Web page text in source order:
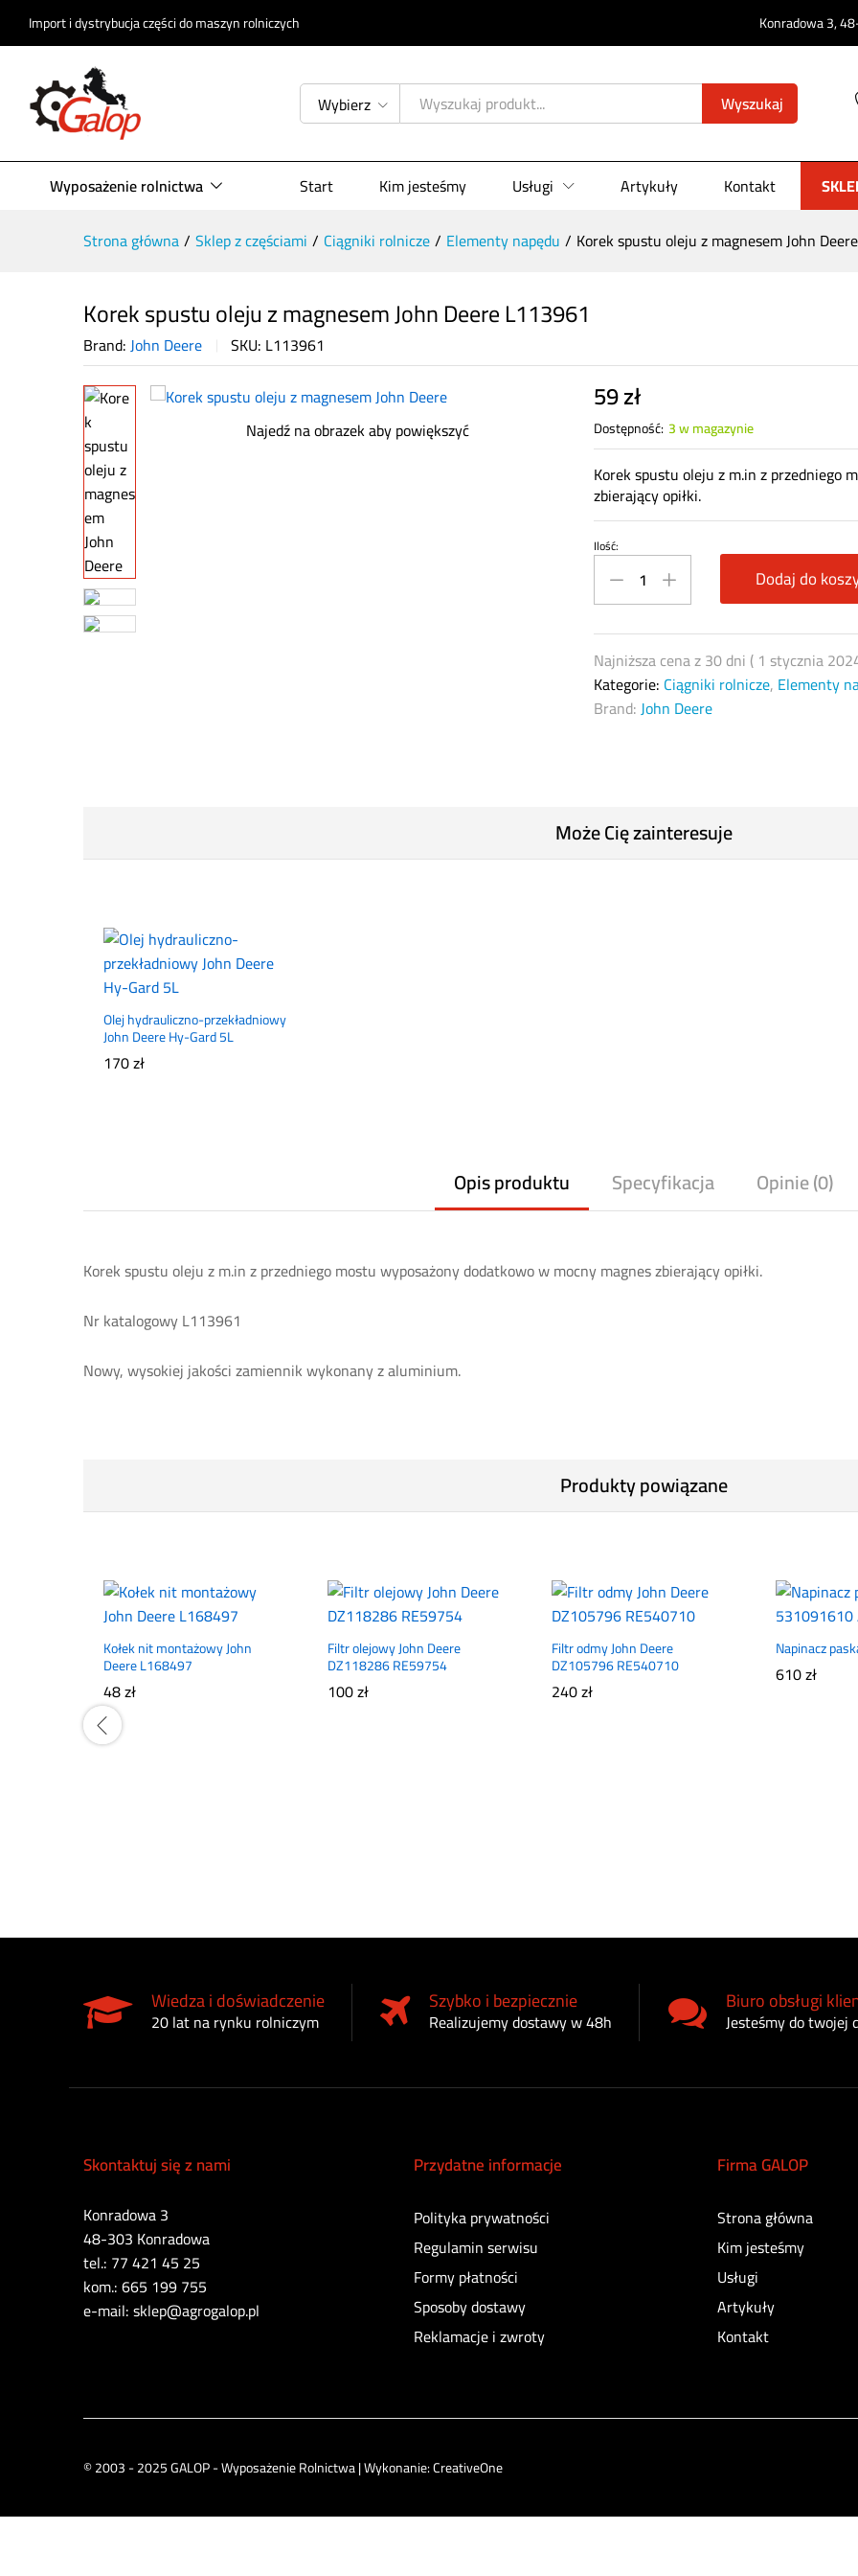
Import i dystrybucja części do maszyn rolniczych Konradowa 3,
Wybierz Wyszukaj
Wyposażenie rolnictwa Start Kim jesteśmy Usługi Artykuły Kontakt
Strona główna/ Sklep z częściami / Ciągniki rolnicze/ Elementy napędu / Korek spustu oleju z magnesem John
Korek spustu oleju z magnesem John Deere L113961
Brand:John Deere SKU: L113961
Najedź na obrazek aby powiększyć
59zł
Dostępność:3 w magazynie
Korek spustu oleju z m.in z przedniego
zbierający opiłki.
Korek
spustu
oleju
John
Deere
L113961
Ilość:
Dodaj do
Najniższa cena z 30 dni ( 1 stycznia
Kategorie: Ciągniki rolnicze, Elementy
Brand:John Deere
Może Cię zainteresuje
Olej hydrauliczno-przekładniowy
John Deere Hy-Gard 5L
170zł
Opis produktu Specyfikacja Opinie (0)
Korek spustu oleju z m.in z przedniego mostu wyposażony dodatkowo w mocny magnes zbierający opiłki.
Nr katalogowy L113961
Nowy, wysokiej jakości zamiennik wykonany z aluminium.
Produkty powiązane
Kołek nit montażowy John
Deere L168497
48zł
Filtr olejowy John Deere
DZ118286 RE59754
100zł
Filtr odmy John Deere
DZ105796 RE540710
240zł
Napinacz
610zł
Wiedza i doświadczenie
20 lat na rynku rolniczym
Szybko i bezpiecznie
Realizujemy dostawy w 48h
Biuro obsługi
Jesteśmy do twojej
Skontaktuj się z nami
Konradowa 3
48-303 Konradowa
tel.: 77 421 45 25
kom.: 665 199 755
e-mail: sklep@agrogalop.pl
Przydatne informacje
Polityka prywatności
Regulamin serwisu
Formy płatności
Sposoby dostawy
Reklamacje i zwroty
Firma GALOP
Strona główna
Kim jesteśmy
Usługi
Artykuły
Kontakt
© 2003 - 2025 GALOP - Wyposażenie Rolnictwa | Wykonanie:CreativeOne
Korek spustu oleju z magnesem John Deere L113961